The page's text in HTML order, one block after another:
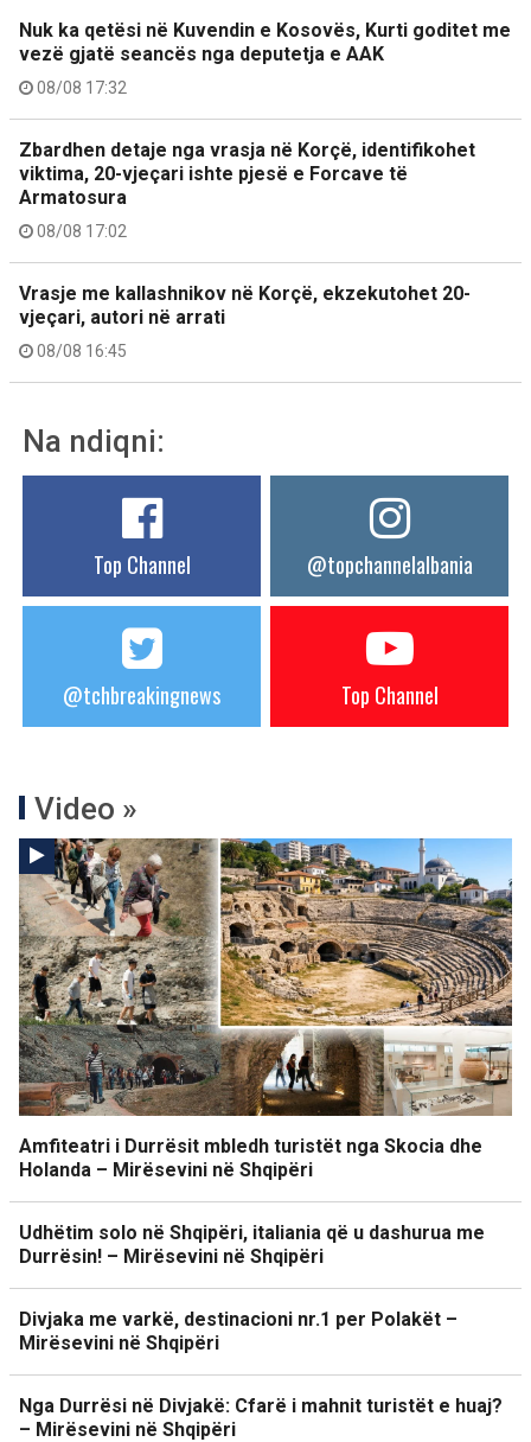
Nuk ka qetësi në Kuvendin e Kosovës, Kurti goditet me
vezë gjatë seancës nga deputetja e AAK
08/08 17:32
Zbardhen detaje nga vrasja në Korçë, identifikohet
viktima, 20-vjeçari ishte pjesë e Forcave të
Armatosura
08/08 17:02
Vrasje me kallashnikov në Korçë, ekzekutohet 20-
vjeçari, autori në arrati
08/08 16:45
Na ndiqni:
Top Channel @topchannelalbania
@tchbreakingnews Top Channel
Video »
Amfiteatri i Durrësit mbledh turistët nga Skocia dhe
Holanda – Mirësevini në Shqipëri
Udhëtim solo në Shqipëri, italiania që u dashurua me
Durrësin! – Mirësevini në Shqipëri
Divjaka me varkë, destinacioni nr.1 per Polakët –
Mirësevini në Shqipëri
Nga Durrësi në Divjakë: Cfarë i mahnit turistët e huaj?
– Mirësevini në Shqipëri